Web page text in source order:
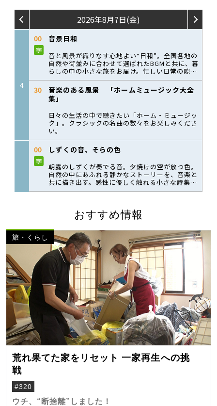
おすすめ情報
旅・くらし
荒れ果てた家をリセット 一家再生への挑
戦
#320
ウチ、“断捨離”しました！